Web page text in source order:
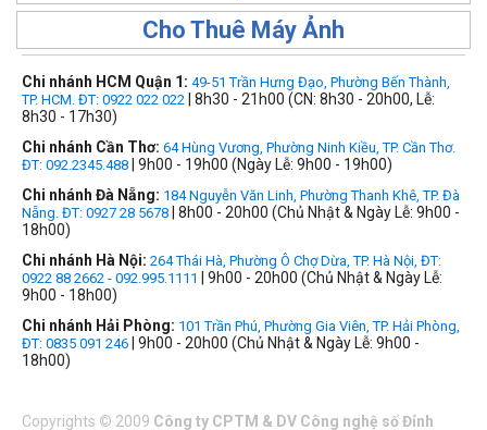
Cho Thuê Máy Ảnh
Chi nhánh HCM Quận 1: 49-51 Trần Hưng Đạo, Phường Bến Thành,
TP. HCM. ĐT: 0922 022 022 | 8h30 - 21h00 (CN: 8h30 - 20h00, Lễ:
8h30 - 17h30)
Chi nhánh Cần Thơ: 64 Hùng Vương, Phường Ninh Kiều, TP. Cần Thơ.
ĐT: 092.2345.488 | 9h00 - 19h00 (Ngày Lễ: 9h00 - 19h00)
Chi nhánh Đà Nẵng: 184 Nguyễn Văn Linh, Phường Thanh Khê, TP. Đà
Nẵng. ĐT: 0927 28 5678 | 8h00 - 20h00 (Chủ Nhật & Ngày Lễ: 9h00 -
18h00)
Chi nhánh Hà Nội: 264 Thái Hà, Phường Ô Chợ Dừa, TP. Hà Nội, ĐT:
0922 88 2662 - 092.995.1111
| 9h00 - 20h00 (Chủ Nhật & Ngày Lễ:
9h00 - 18h00)
Chi nhánh Hải Phòng: 101 Trần Phú, Phường Gia Viên, TP. Hải Phòng,
ĐT: 0835 091 246 | 9h00 - 20h00 (Chủ Nhật & Ngày Lễ: 9h00 -
18h00)
Copyrights © 2009 Công ty CPTM & DV Công nghệ số Đỉnh